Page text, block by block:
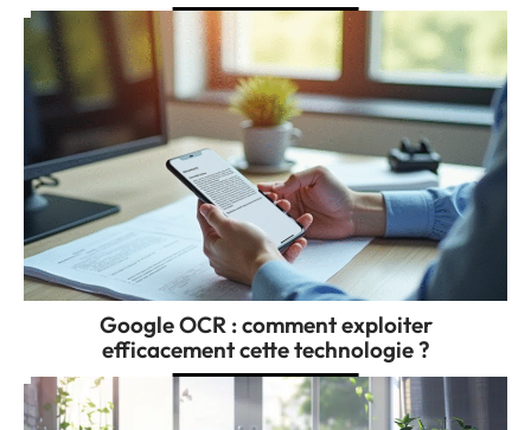
Google OCR : comment exploiter
efficacement cette technologie ?